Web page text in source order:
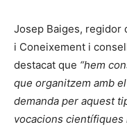
Josep Baiges, regidor
i Coneixement i
destacat que “hem
que organitzem amb
demanda per aquest
vocacions